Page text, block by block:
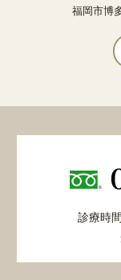
福岡市博
診療時